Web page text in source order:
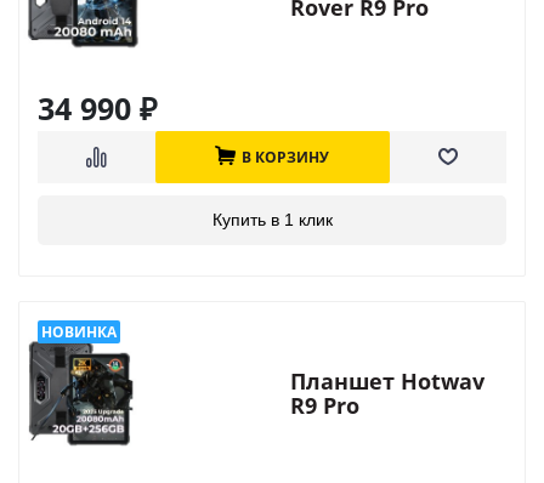
Rover R9 Pro
34 990 ₽
В КОРЗИНУ
Купить в 1 клик
Планшет Hotwav
R9 Pro